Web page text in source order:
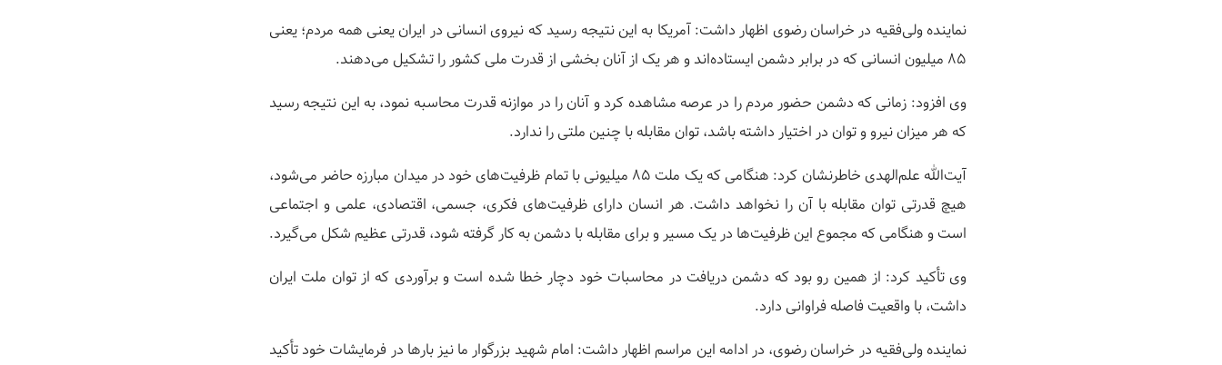
نماینده ولی‌فقیه در خراسان رضوی اظهار داشت: آمریکا به این نتیجه رسید که نیروی انسانی در ایران یعنی همه مردم؛ یعنی
۸۵ میلیون انسانی که در برابر دشمن ایستاده‌اند و هر یک از آنان بخشی از قدرت ملی کشور را تشکیل می‌دهند.
وی افزود: زمانی که دشمن حضور مردم را در عرصه مشاهده کرد و آنان را در موازنه قدرت محاسبه نمود، به این نتیجه رسید
که هر میزان نیرو و توان در اختیار داشته باشد، توان مقابله با چنین ملتی را ندارد.
آیت‌الله علم‌الهدی خاطرنشان کرد: هنگامی که یک ملت ۸۵ میلیونی با تمام ظرفیت‌های خود در میدان مبارزه حاضر می‌شود،
هیچ قدرتی توان مقابله با آن را نخواهد داشت. هر انسان دارای ظرفیت‌های فکری، جسمی، اقتصادی، علمی و اجتماعی
است و هنگامی که مجموع این ظرفیت‌ها در یک مسیر و برای مقابله با دشمن به کار گرفته شود، قدرتی عظیم شکل می‌گیرد.
وی تأکید کرد: از همین رو بود که دشمن دریافت در محاسبات خود دچار خطا شده است و برآوردی که از توان ملت ایران
داشت، با واقعیت فاصله فراوانی دارد.
نماینده ولی‌فقیه در خراسان رضوی، در ادامه این مراسم اظهار داشت: امام شهید بزرگوار ما نیز بارها در فرمایشات خود تأکید